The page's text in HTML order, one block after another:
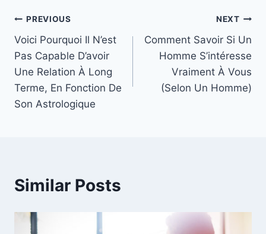
Post
navigation
PREVIOUS
Voici Pourquoi Il N’est
Pas Capable D’avoir
Une Relation À Long
Terme, En Fonction De
Son Astrologique
NEXT
Comment Savoir Si Un
Homme S’intéresse
Vraiment À Vous
(Selon Un Homme)
Similar Posts